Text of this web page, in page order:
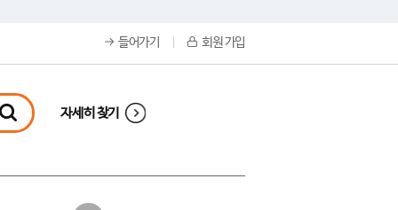
들어가기 회원 가입
자세히 찾기